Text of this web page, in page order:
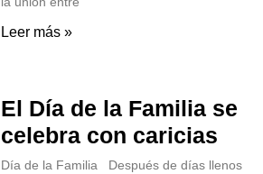
Leer más »
El Día de la Familia se
celebra con caricias
Día de la Familia Después de días llenos